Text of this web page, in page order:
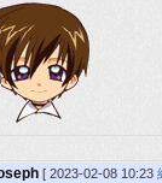
[ 2023-02-08 10:23